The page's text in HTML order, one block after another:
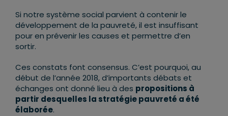
Si notre système social parvient à contenir le
développement de la pauvreté, il est insuffisant
pour en prévenir les causes et permettre d’en
sortir.
Ces constats font consensus. C’est pourquoi, au
début de l’année 2018, d’importants débats et
échanges ont donné lieu à des propositions à
partir desquelles la stratégie pauvreté a été
élaborée.